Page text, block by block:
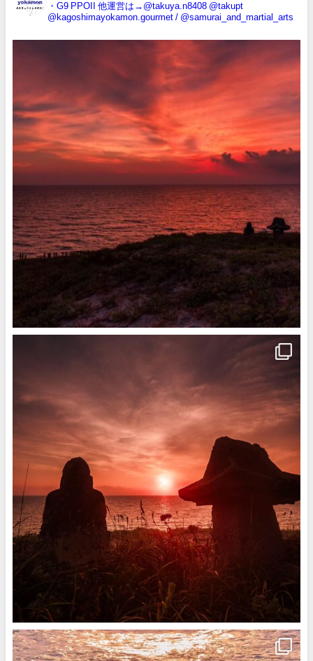
・G9 PPOII
他運営は→@takuya.n8408 @takupt
@kagoshimayokamon.gourmet / @samurai_and_martial_arts